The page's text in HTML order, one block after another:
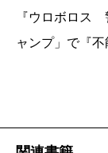
『ウロボロス
ャンプ」で『不